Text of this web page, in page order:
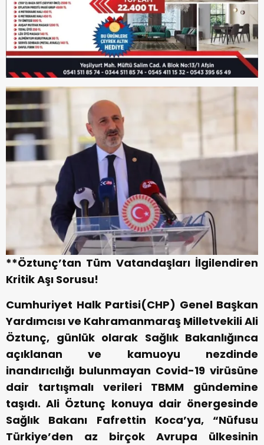
**Öztunç’tan Tüm Vatandaşları İlgilendiren
Kritik Aşı Sorusu!
Cumhuriyet Halk Partisi(CHP) Genel Başkan
Yardımcısı ve Kahramanmaraş Milletvekili Ali
Öztunç, günlük olarak Sağlık Bakanlığınca
açıklanan ve kamuoyu nezdinde
inandırıcılığı bulunmayan Covid-19 virüsüne
dair tartışmalı verileri TBMM gündemine
taşıdı. Ali Öztunç konuya dair önergesinde
Sağlık Bakanı Fafrettin Koca’ya, “Nüfusu
Türkiye’den az birçok Avrupa ülkesinin